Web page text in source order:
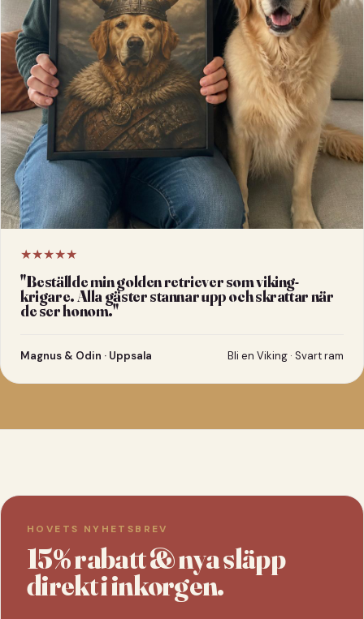
★★★★★
"Beställde min golden retriever som viking-
krigare. Alla gäster stannar upp och skrattar när
de ser honom."
Magnus & Odin · Uppsala Bli en Viking · Svart ram
HOVETS NYHETSBREV
15% rabatt & nya släpp
direkt i inkorgen.